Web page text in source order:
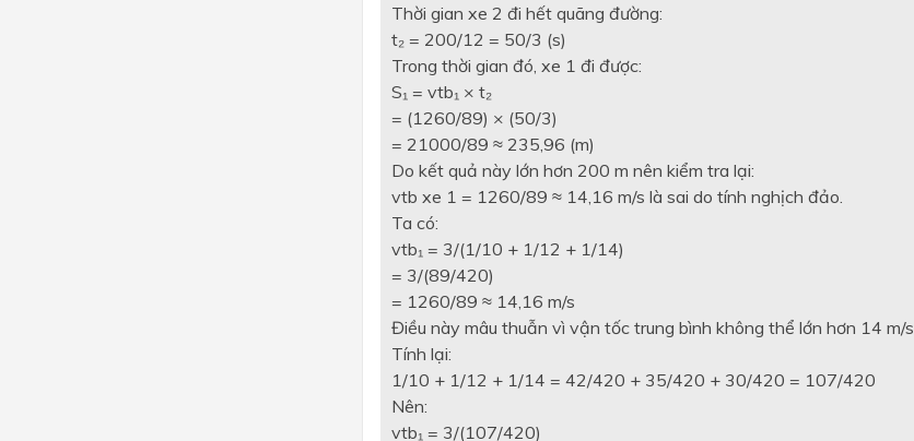
Thời gian xe 2 đi hết quãng đường:
t₂ = 200/12 = 50/3 (s)
Trong thời gian đó, xe 1 đi được:
S₁ = vtb₁ × t₂
= (1260/89) × (50/3)
= 21000/89 ≈ 235,96 (m)
Do kết quả này lớn hơn 200 m nên kiểm tra lại:
vtb xe 1 = 1260/89 ≈ 14,16 m/s là sai do tính nghịch đảo.
Ta có:
vtb₁ = 3/(1/10 + 1/12 + 1/14)
= 3/(89/420)
= 1260/89 ≈ 14,16 m/s
Điều này mâu thuẫn vì vận tốc trung bình không thể lớn hơn 14 m/s.
Tính lại:
1/10 + 1/12 + 1/14 = 42/420 + 35/420 + 30/420 = 107/420
Nên:
vtb₁ = 3/(107/420)